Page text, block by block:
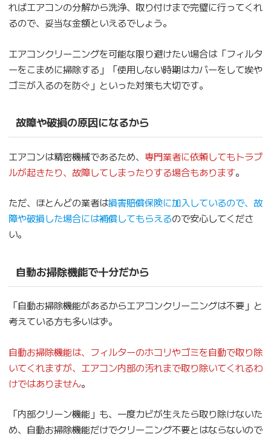
ればエアコンの分解から洗浄、取り付けまで完璧に行ってくれ
るので、妥当な金額といえるでしょう。
エアコンクリーニングを可能な限り避けたい場合は「フィルタ
ーをこまめに掃除する」「使用しない時期はカバーをして埃や
ゴミが入るのを防ぐ」といった対策も大切です。
故障や破損の原因になるから
エアコンは精密機械であるため、 専門業者に依頼してもトラブ
ルが起きたり、故障してしまったりする場合もあります。
ただ、ほとんどの業者は損害賠償保険に加入しているので、故
障や破損した場合には補償してもらえるので安心してくださ
い。
自動お掃除機能で十分だから
「自動お掃除機能があるからエアコンクリーニングは不要」と
考えている方も多いはず。
自動お掃除機能は、フィルターのホコリやゴミを自動で取り除
いてくれますが、エアコン内部の汚れまで取り除いてくれるわ
けではありません。
「内部クリーン機能」も、一度カビが生えたら取り除けないた
め、自動お掃除機能だけでクリーニング不要とはならないので